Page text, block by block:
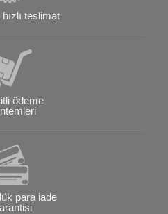
teslimat
ödeme
para iade